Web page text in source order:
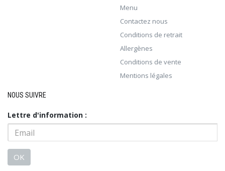
Menu
Contactez nous
Conditions de retrait
Allergènes
Conditions de vente
Mentions légales
NOUS SUIVRE
Lettre d'information :
OK